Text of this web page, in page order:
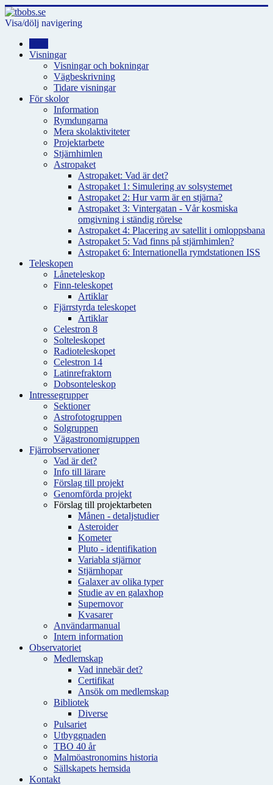
Visa/dölj navigering
Visningar
Visningar och bokningar
Vägbeskrivning
Tidare visningar
För skolor
Information
Rymdungarna
Mera skolaktiviteter
Projektarbete
Stjärnhimlen
Astropaket
Astropaket: Vad är det?
Astropaket 1: Simulering av solsystemet
Astropaket 2: Hur varm är en stjärna?
Astropaket 3: Vintergatan - Vår kosmiska
omgivning i ständig rörelse
Astropaket 4: Placering av satellit i omloppsbana
Astropaket 5: Vad finns på stjärnhimlen?
Astropaket 6: Internationella rymdstationen ISS
Teleskopen
Låneteleskop
Finn-teleskopet
Artiklar
Fjärrstyrda teleskopet
Artiklar
Celestron 8
Solteleskopet
Radioteleskopet
Celestron 14
Latinrefraktorn
Dobsonteleskop
Intressegrupper
Sektioner
Astrofotogruppen
Solgruppen
Vägastronomigruppen
Fjärrobservationer
Vad är det?
Info till lärare
Förslag till projekt
Genomförda projekt
Förslag till projektarbeten
Månen - detaljstudier
Asteroider
Kometer
Pluto - identifikation
Variabla stjärnor
Stjärnhopar
Galaxer av olika typer
Studie av en galaxhop
Supernovor
Kvasarer
Användarmanual
Intern information
Observatoriet
Medlemskap
Vad innebär det?
Certifikat
Ansök om medlemskap
Bibliotek
Diverse
Pulsariet
Utbyggnaden
TBO 40 år
Malmöastronomins historia
Sällskapets hemsida
Kontakt